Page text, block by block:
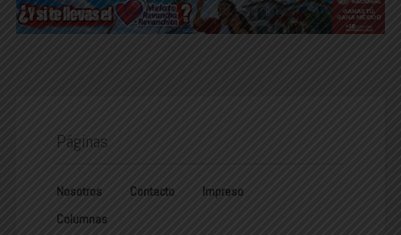
Páginas
Nosotros Contacto
Impreso
Columnas